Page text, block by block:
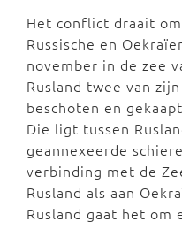
Het conflict draait
Russische en
november in de zee
Rusland twee van
beschoten en
Die ligt tussen
geannexeerde
verbinding met de
Rusland als aan
Rusland gaat het om